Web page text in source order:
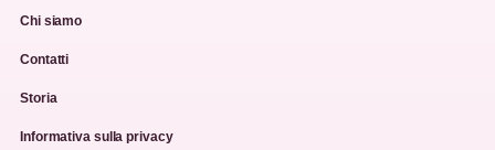
Chi siamo
Contatti
Storia
Informativa sulla privacy